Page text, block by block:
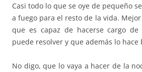
Casi todo lo que se oye de pequeño
a fuego para el resto de la vida.
que es capaz de hacerse cargo de
puede resolver y que además lo hace
No digo, que lo vaya a hacer de la